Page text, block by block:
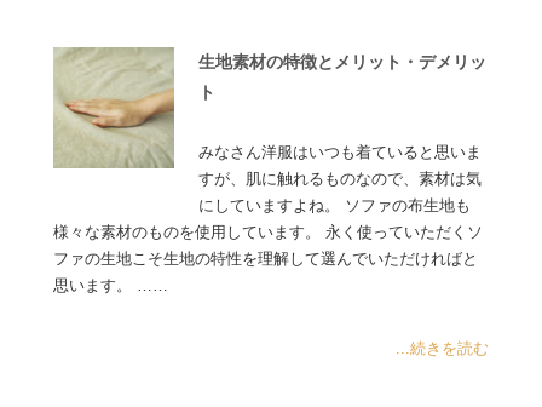
生地素材の特徴とメリット・デメリッ
ト
みなさん洋服はいつも着ていると思いま
すが、肌に触れるものなので、素材は気
にしていますよね。 ソファの布生地も
様々な素材のものを使用しています。 永く使っていただくソ
ファの生地こそ生地の特性を理解して選んでいただければと
思います。 ……
...続きを読む